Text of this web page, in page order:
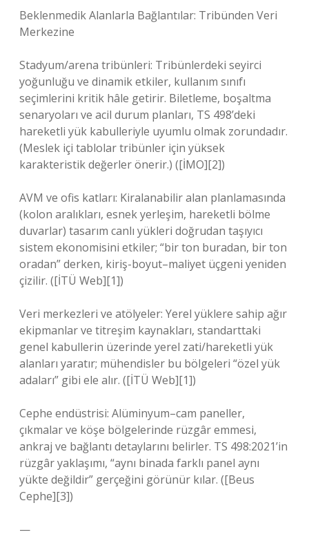
Beklenmedik Alanlarla Bağlantılar: Tribünden Veri
Merkezine
Stadyum/arena tribünleri: Tribünlerdeki seyirci
yoğunluğu ve dinamik etkiler, kullanım sınıfı
seçimlerini kritik hâle getirir. Biletleme, boşaltma
senaryoları ve acil durum planları, TS 498’deki
hareketli yük kabulleriyle uyumlu olmak zorundadır.
(Meslek içi tablolar tribünler için yüksek
karakteristik değerler önerir.) ([İMO][2])
AVM ve ofis katları: Kiralanabilir alan planlamasında
(kolon aralıkları, esnek yerleşim, hareketli bölme
duvarlar) tasarım canlı yükleri doğrudan taşıyıcı
sistem ekonomisini etkiler; “bir ton buradan, bir ton
oradan” derken, kiriş-boyut–maliyet üçgeni yeniden
çizilir. ([İTÜ Web][1])
Veri merkezleri ve atölyeler: Yerel yüklere sahip ağır
ekipmanlar ve titreşim kaynakları, standarttaki
genel kabullerin üzerinde yerel zati/hareketli yük
alanları yaratır; mühendisler bu bölgeleri “özel yük
adaları” gibi ele alır. ([İTÜ Web][1])
Cephe endüstrisi: Alüminyum–cam paneller,
çıkmalar ve köşe bölgelerinde rüzgâr emmesi,
ankraj ve bağlantı detaylarını belirler. TS 498:2021’in
rüzgâr yaklaşımı, “aynı binada farklı panel aynı
yükte değildir” gerçeğini görünür kılar. ([Beus
Cephe][3])
—